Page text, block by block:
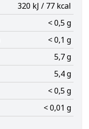
320 kJ / 77 kcal
< 0,5 g
< 0,1 g
5,7 g
5,4 g
< 0,5 g
< 0,01 g